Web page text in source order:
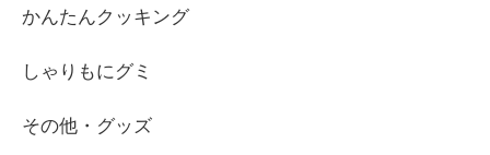
かんたんクッキング
しゃりもにグミ
その他・グッズ